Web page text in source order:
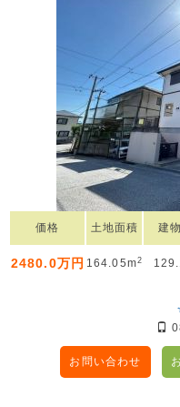
価格 土地面積 建
2480.0万円 164.05m2
お問い合わせ